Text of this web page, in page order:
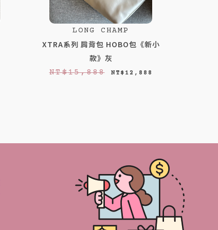
LONG CHAMP
XTRA系列 肩背包 HOBO包《新小
款》灰
NT$15,888
原
N
$
1
5
,
NT$ 12,888
N
T
$
,